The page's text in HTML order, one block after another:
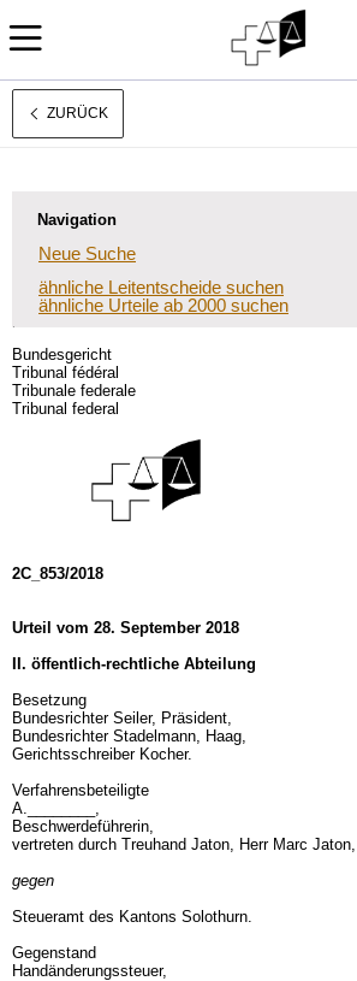
Français
ZURÜCK
Navigation
Neue Suche
ähnliche Leitentscheide suchen
ähnliche Urteile ab 2000 suchen
Bundesgericht
Tribunal fédéral
Tribunale federale
Tribunal federal
2C_853/2018
Urteil vom 28. September 2018
II. öffentlich-rechtliche Abteilung
Besetzung
Bundesrichter Seiler, Präsident,
Bundesrichter Stadelmann, Haag,
Gerichtsschreiber Kocher.
Verfahrensbeteiligte
A.________,
Beschwerdeführerin,
vertreten durch Treuhand Jaton, Herr Marc Jaton,
gegen
Steueramt des Kantons Solothurn.
Gegenstand
Handänderungssteuer,